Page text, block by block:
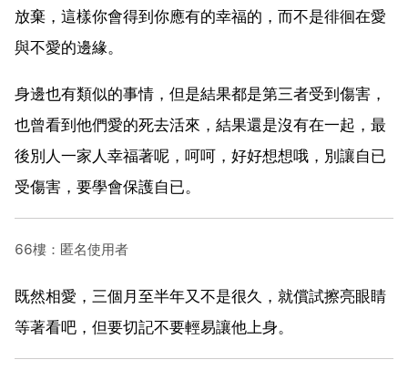
放棄，這樣你會得到你應有的幸福的，而不是徘徊在愛
與不愛的邊緣。
身邊也有類似的事情，但是結果都是第三者受到傷害，
也曾看到他們愛的死去活來，結果還是沒有在一起，最
後別人一家人幸福著呢，呵呵，好好想想哦，別讓自已
受傷害，要學會保護自已。
66樓：匿名使用者
既然相愛，三個月至半年又不是很久，就償試擦亮眼睛
等著看吧，但要切記不要輕易讓他上身。